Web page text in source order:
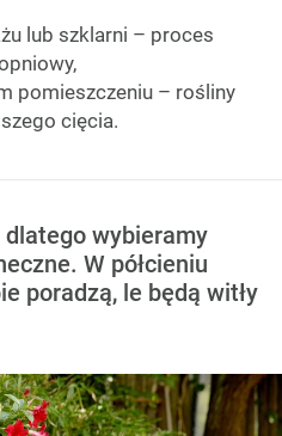
lub szklarni – proces
pomieszczeniu – rośliny
cięcia.
dlatego wybieramy
W półcieniu
poradzą, le będą witły